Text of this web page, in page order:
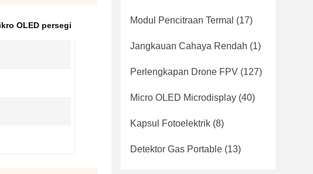
OLED persegi Modul Pencitraan Termal (17)
Jangkauan Cahaya Rendah (1)
Perlengkapan Drone FPV (127)
Micro OLED Microdisplay (40)
Kapsul Fotoelektrik (8)
Detektor Gas Portable (13)